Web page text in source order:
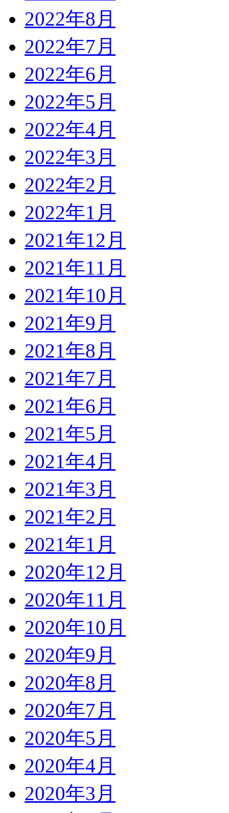
2022年8月
2022年7月
2022年6月
2022年5月
2022年4月
2022年3月
2022年2月
2022年1月
2021年12月
2021年11月
2021年10月
2021年9月
2021年8月
2021年7月
2021年6月
2021年5月
2021年4月
2021年3月
2021年2月
2021年1月
2020年12月
2020年11月
2020年10月
2020年9月
2020年8月
2020年7月
2020年5月
2020年4月
2020年3月